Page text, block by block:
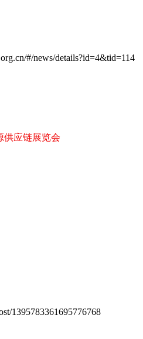
#/news/details?id=4&tid=114
供应链展览会
1395783361695776768